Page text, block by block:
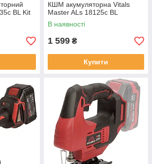
BL Kit
КШМ акумуляторна Vitals
Master ALs 18125c BL
В наявності
1 599 ₴
Купити